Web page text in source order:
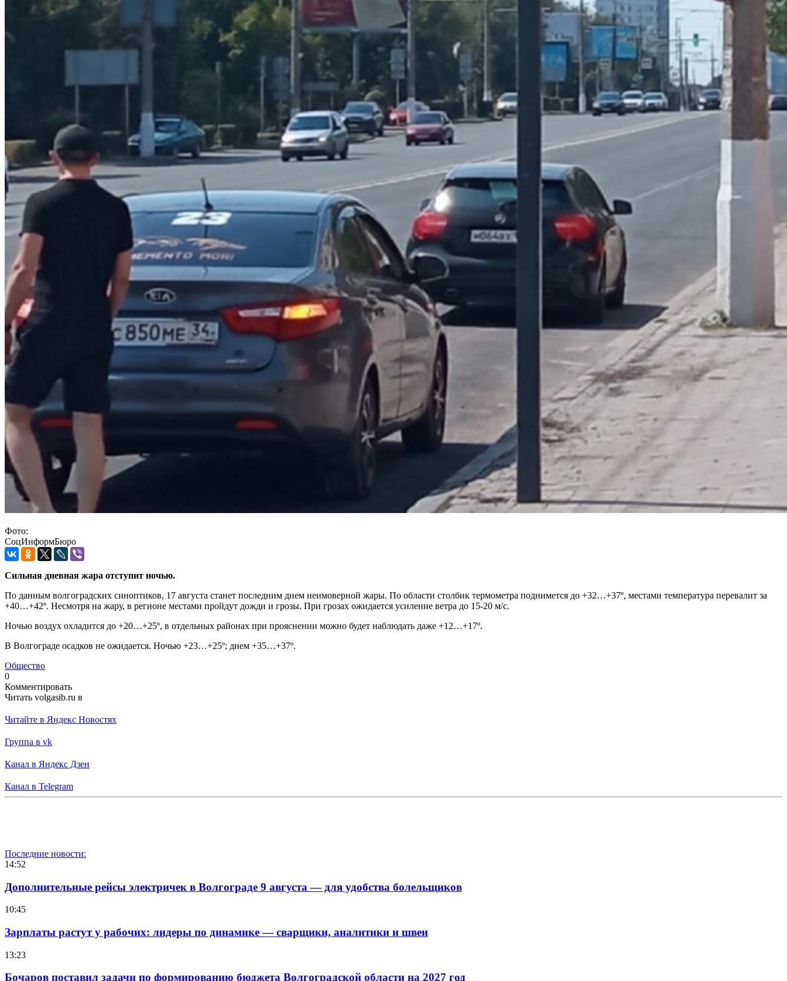
Фото:
СоцИнформБюро
Сильная дневная жара отступит ночью.
По данным волгоградских синоптиков, 17 августа станет последним днем неимоверной жары. По области столбик термометра поднимется до +32…+37º, местами температура перевалит за
+40…+42º. Несмотря на жару, в регионе местами пройдут дожди и грозы. При грозах ожидается усиление ветра до 15-20 м/с.
Ночью воздух охладится до +20…+25º, в отдельных районах при прояснении можно будет наблюдать даже +12…+17º.
В Волгограде осадков не ожидается. Ночью +23…+25º; днем +35…+37º.
Общество
0
Комментировать
Читать volgasib.ru в
Читайте в Яндекс Новостях
Группа в vk
Канал в Яндекс Дзен
Канал в Telegram
Последние новости:
14:52
Дополнительные рейсы электричек в Волгограде 9 августа — для удобства болельщиков
10:45
Зарплаты растут у рабочих: лидеры по динамике — сварщики, аналитики и швеи
13:23
Бочаров поставил задачи по формированию бюджета Волгоградской области на 2027 год